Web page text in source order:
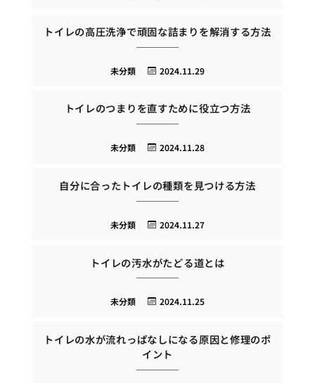
トイレの高圧洗浄で頑固な詰まりを解消する方法
2024.11.29
未分類
トイレのつまりを直すために役立つ方法
2024.11.28
未分類
自分に合ったトイレの種類を見つける方法
2024.11.27
未分類
トイレの汚水がたどる道とは
2024.11.25
未分類
トイレの水が流れっぱなしになる原因と修理のポ
イント